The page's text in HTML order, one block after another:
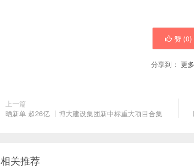
赞 (0)
分享到： 更多
上一篇
晒新单 超26亿 丨博大建设集团新中标重大项目合集
相关推荐